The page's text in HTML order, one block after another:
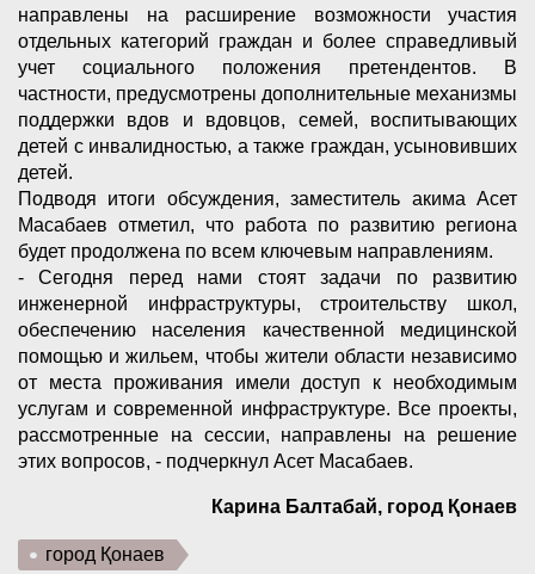
направлены на расширение возможности участия
отдельных категорий граждан и более справедливый
учет социального положения претендентов. В
частности, предусмотрены дополнительные механизмы
поддержки вдов и вдовцов, семей, воспитывающих
детей с инвалидностью, а также граждан, усыновивших
детей.
Подводя итоги обсуждения, заместитель акима Асет
Масабаев отметил, что работа по развитию региона
будет продолжена по всем ключевым направлениям.
- Сегодня перед нами стоят задачи по развитию
инженерной инфраструктуры, строительству школ,
обеспечению населения качественной медицинской
помощью и жильем, чтобы жители области независимо
от места проживания имели доступ к необходимым
услугам и современной инфраструктуре. Все проекты,
рассмотренные на сессии, направлены на решение
этих вопросов, - подчеркнул Асет Масабаев.
Карина Балтабай, город Қонаев
город Қонаев